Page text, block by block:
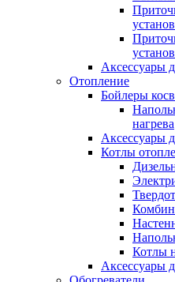
Аксессуары
Отопление
Бойлеры
нагрева
Аксессуары
Котлы
Котлы
Аксессуары